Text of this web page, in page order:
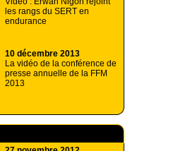
les rangs du SERT en
endurance
10 décembre 2013
La vidéo de la conférence de
presse annuelle de la FFM
2013